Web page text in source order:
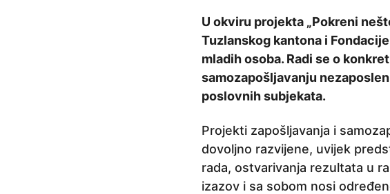
U okviru projekta „Pokreni
Tuzlanskog kantona i
mladih osoba. Radi se o
samozapošljavanju
poslovnih subjekata.
Projekti zapošljavanja i
dovoljno razvijene, uvijek
rada, ostvarivanja rezultata u
izazov i sa sobom nosi